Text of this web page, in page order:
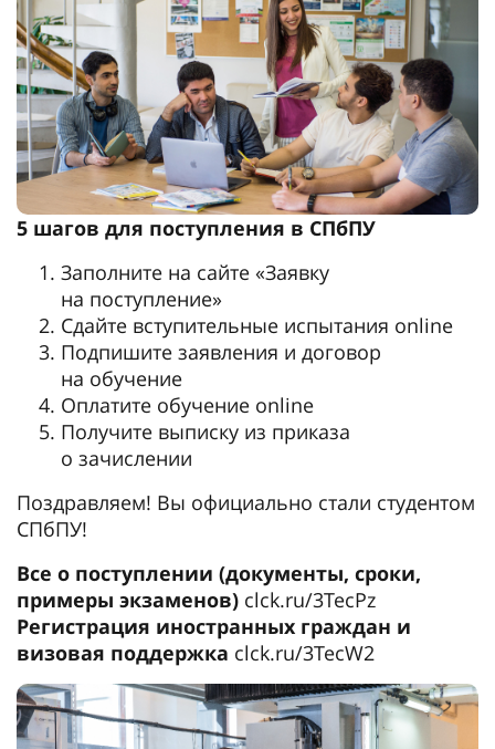
5 шагов для поступления в СПбПУ
Заполните на сайте «Заявку
на поступление»
Сдайте вступительные испытания online
Подпишите заявления и договор
на обучение
Оплатите обучение online
Получите выписку из приказа
о зачислении
Поздравляем! Вы официально стали студентом
СПбПУ!
Все о поступлении (документы, сроки,
примеры экзаменов) clck.ru/3TecPz
Регистрация иностранных граждан и
визовая поддержка clck.ru/3TecW2